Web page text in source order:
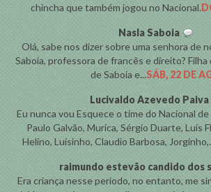
chincha que também jogou no Nacional.
Nasla Saboia
Olá, sabe nos dizer sobre uma senhora de
Saboia, professora de francês e direito?
de Saboia e...SÁB, 22 DE
Lucivaldo Azevedo Paiva
Eu nunca vou Esquece o time do Nacional de
Paulo Galvão, Murica, Sérgio Duarte, Luís
Helino, Luísinho, Claudio Barbosa,
raimundo estevão candido dos
Era criança nesse período, no entanto, me